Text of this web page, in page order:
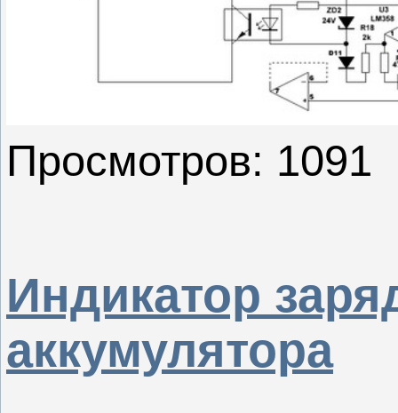
Просмотров: 1091
Индикатор
аккумулятора